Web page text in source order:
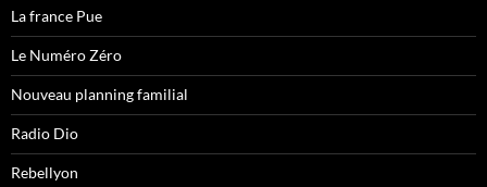
La france Pue
Le Numéro Zéro
Nouveau planning familial
Radio Dio
Rebellyon